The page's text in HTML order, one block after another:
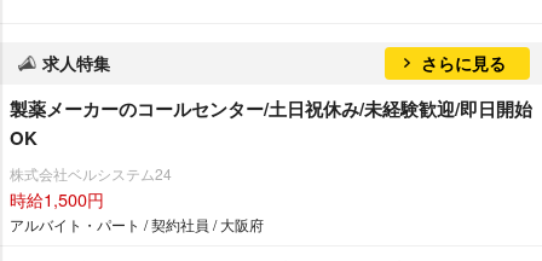
求人特集 さらに見る
製薬メーカーのコールセンター/土日祝休み/未経験歓迎/即日開始
OK
株式会社ベルシステム24
時給1,500円
アルバイト・パート / 契約社員 / 大阪府